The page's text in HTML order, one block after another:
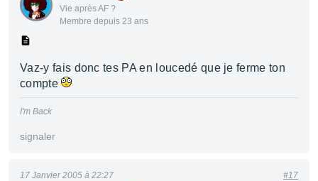
Vie après AF ?
Membre depuis 23 ans
Vaz-y fais donc tes PA en loucedé que je ferme ton
compte
I'm Back
signaler
17 Janvier 2005 à 22:27 #17